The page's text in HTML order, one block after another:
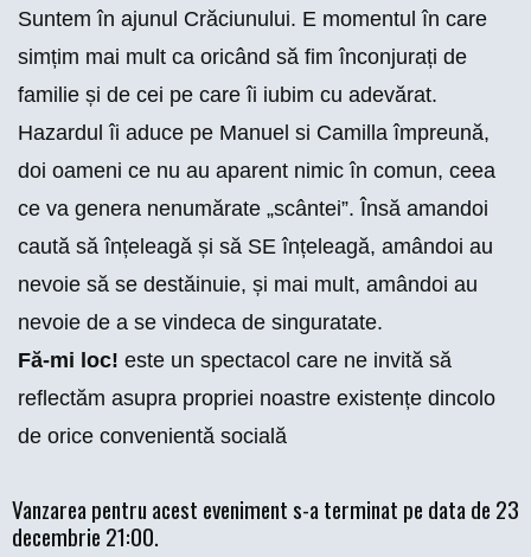
Suntem în ajunul Crăciunului. E momentul în care
simțim mai mult ca oricând să fim înconjurați de
familie și de cei pe care îi iubim cu adevărat.
Hazardul îi aduce pe Manuel si Camilla împreună,
doi oameni ce nu au aparent nimic în comun, ceea
ce va genera nenumărate „scântei”. Însă amandoi
caută să înțeleagă și să SE înțeleagă, amândoi au
nevoie să se destăinuie, și mai mult, amândoi au
nevoie de a se vindeca de singuratate.
Fă-mi loc! este un spectacol care ne invită să
reflectăm asupra propriei noastre existențe dincolo
de orice convenientă socială
Vanzarea pentru acest eveniment s-a terminat pe data de 23
decembrie 21:00.